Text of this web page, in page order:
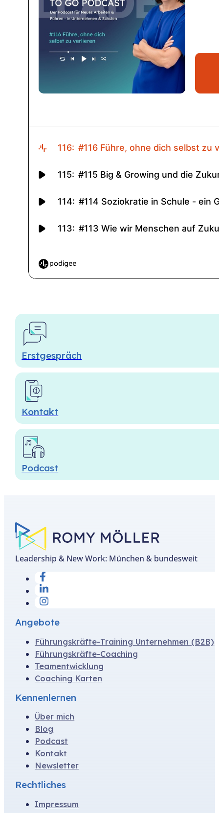
Erstgespräch
Kontakt
Podcast
Leadership & New Work: München & bundesweit
Angebote
Führungskräfte-Training Unternehmen (B2B)
Führungskräfte-Coaching
Team­­e­ntwicklung
Coaching Karten
Kennen­lernen
Über mich
Blog
Podcast
Kontakt
Newsletter
Rechtliches
Impressum